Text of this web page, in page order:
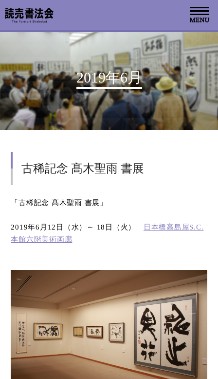
2019年6月
古稀記念 髙木聖雨 書展
「古稀記念 髙木聖雨 書展」
2019年6 月 12 日（水）～ 18 日（火） 日本橋高島屋S.C.
本館六階美術画廊
お知らせ
読売書法会について
読売書法展
関連書道展
オンラインショップ